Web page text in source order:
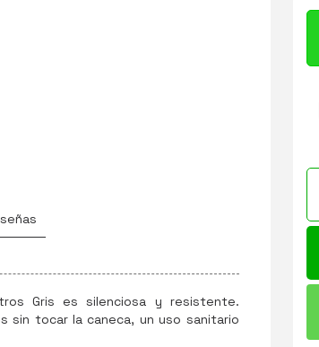
Gris es silenciosa y resistente.
sin tocar la caneca, un uso sanitario